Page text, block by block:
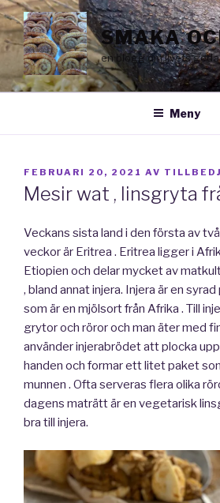
Hoppa
till
innehåll
SMAKA
en blogg om livets goda
Meny
PUBLICERAT
FEBRUARI 20, 2021 AV
Mesir wat , linsgryta
Veckans sista land i den första av
veckor är Eritrea . Eritrea ligger i
Etiopien och delar mycket av
, bland annat injera. Injera är en
som är en mjölsort från Afrika . Till
grytor och röror och man äter med
använder injerabrödet att plocka
handen och formar ett litet paket
munnen . Ofta serveras flera olika
dagens maträtt är en vegetarisk
bra till injera.